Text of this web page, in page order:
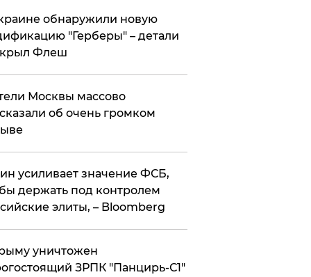
обнаружили новую
"Герберы" – детали
Флеш
Москвы массово
об очень громком
усиливает значение ФСБ,
держать под контролем
элиты, – Bloomberg
уничтожен
ЗРПК "Панцирь-С1"